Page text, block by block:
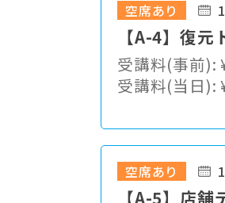
空席あり
【A-4】復
受講料(事前):
受講料(当日):
空席あり
【A-5】店